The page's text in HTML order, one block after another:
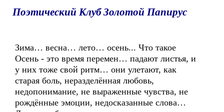
Поэтический Клуб Золотой Папирус
Зима… весна… лето… осень... Что такое
Осень - это время перемен… падают листья, и
у них тоже свой ритм… они улетают, как
старая боль, неразделённая любовь,
недопонимание, не выраженные чувства, не
рождённые эмоции, недосказанные слова…